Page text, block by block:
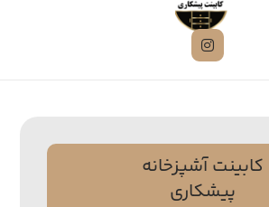
کابینت آشپزخانه
پیشکاری